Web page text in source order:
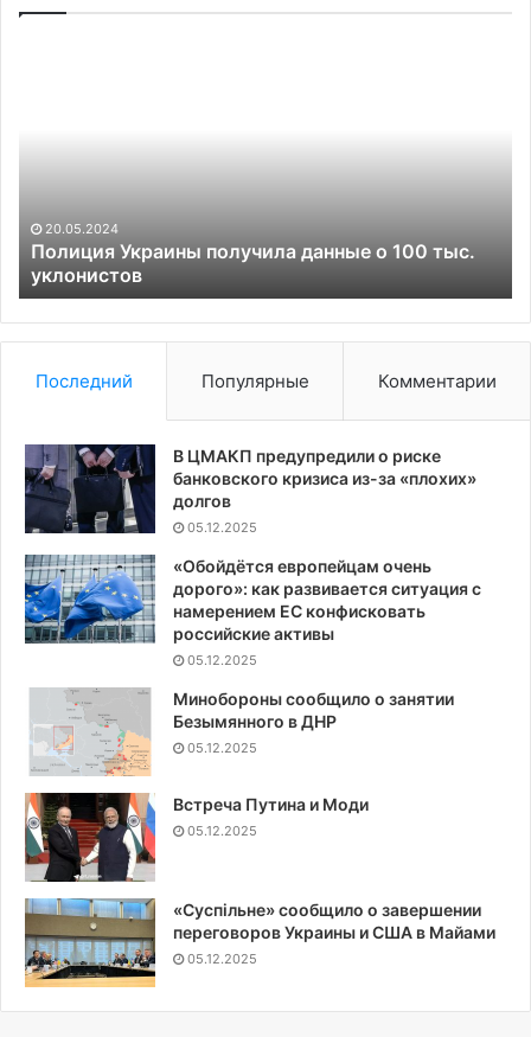
уклонистов
20.05.2024
Полиция Украины получила данные о 100 тыс.
уклонистов
Последний Популярные Комментарии
В ЦМАКП предупредили о риске
банковского кризиса из-за «плохих»
долгов
05.12.2025
«Обойдётся европейцам очень
дорого»: как развивается ситуация с
намерением ЕС конфисковать
российские активы
05.12.2025
Минобороны сообщило о занятии
Безымянного в ДНР
05.12.2025
Встреча Путина и Моди
05.12.2025
«Суспiльне» сообщило о завершении
переговоров Украины и США в Майами
05.12.2025